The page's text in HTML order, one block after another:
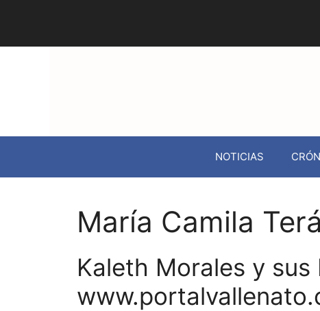
NOTICIAS
María Camila
Kaleth Morales y sus